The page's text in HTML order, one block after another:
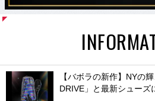
【バボラの新作】NYの
DRIVE」と最新シューズ